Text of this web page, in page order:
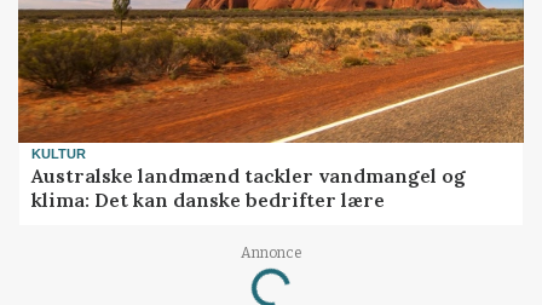
KULTUR
Australske landmænd tackler vandmangel og
klima: Det kan danske bedrifter lære
Annonce